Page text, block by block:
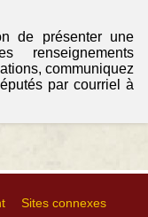
de présenter une
communiquez
par courriel à
Sites connexes